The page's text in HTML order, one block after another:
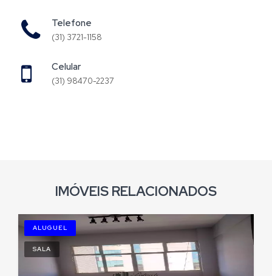
Telefone
(31) 3721-1158
Celular
(31) 98470-2237
IMÓVEIS RELACIONADOS
ALUGUEL
SALA